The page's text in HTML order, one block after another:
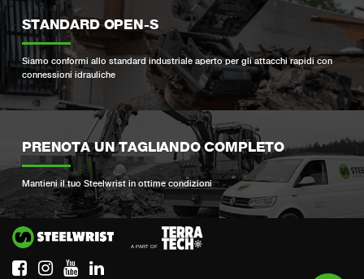
STANDARD OPEN-S
Siamo conformi allo standard industriale aperto per gli attacchi rapidi con
connessioni idrauliche
PRENOTA UN TAGLIANDO COMPLETO
Mantieni il tuo Steelwrist in ottime condizioni